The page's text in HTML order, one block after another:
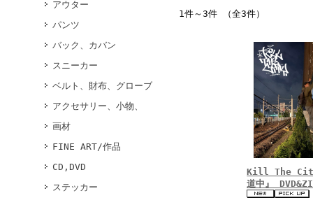
アウター
パンツ
バック、カバン
スニーカー
ベルト、財布、グローブ
アクセサリー、小物、
画材
FINE ART/作品
CD,DVD
ステッカー
1件～3件 （全3件）
Kill The
道中』